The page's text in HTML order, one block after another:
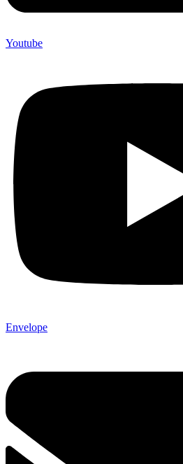
Youtube
Envelope